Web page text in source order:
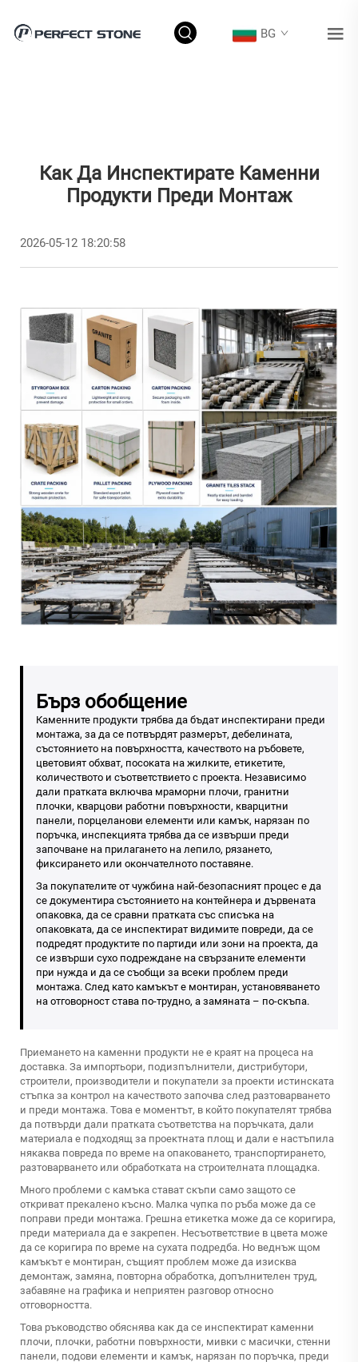
BG
Как Да Инспектирате Каменни
Продукти Преди Монтаж
2026-05-12 18:20:58
Бърз обобщение
Каменните продукти трябва да бъдат инспектирани преди
монтажа, за да се потвърдят размерът, дебелината,
състоянието на повърхността, качеството на ръбовете,
цветовият обхват, посоката на жилките, етикетите,
количеството и съответствието с проекта. Независимо
дали пратката включва мраморни плочи, гранитни
плочки, кварцови работни повърхности, кварцитни
панели, порцеланови елементи или камък, нарязан по
поръчка, инспекцията трябва да се извърши преди
започване на прилагането на лепило, рязането,
фиксирането или окончателното поставяне.
За покупателите от чужбина най-безопасният процес е да
се документира състоянието на контейнера и дървената
опаковка, да се сравни пратката със списъка на
опаковката, да се инспектират видимите повреди, да се
подредят продуктите по партиди или зони на проекта, да
се извърши сухо подреждане на свързаните елементи
при нужда и да се съобщи за всеки проблем преди
монтажа. След като камъкът е монтиран, установяването
на отговорност става по-трудно, а замяната – по-скъпа.
Приемането на каменни продукти не е краят на процеса на
доставка. За импортьори, подизпълнители, дистрибутори,
строители, производители и покупатели за проекти истинската
стъпка за контрол на качеството започва след разтоварването
и преди монтажа. Това е моментът, в който покупателят трябва
да потвърди дали пратката съответства на поръчката, дали
материала е подходящ за проектната площ и дали е настъпила
някаква повреда по време на опаковането, транспортирането,
разтоварването или обработката на строителната площадка.
Много проблеми с камъка стават скъпи само защото се
откриват прекалено късно. Малка чупка по ръба може да се
поправи преди монтажа. Грешна етикетка може да се коригира,
преди материала да е закрепен. Несъответствие в цвета може
да се коригира по време на сухата подредба. Но веднъж щом
камъкът е монтиран, същият проблем може да изисква
демонтаж, замяна, повторна обработка, допълнителен труд,
забавяне на графика и неприятен разговор относно
отговорността.
Това ръководство обяснява как да се инспектират каменни
плочи, плочки, работни повърхности, мивки с масички, стенни
панели, подови елементи и камък, нарязан по поръчка, преди